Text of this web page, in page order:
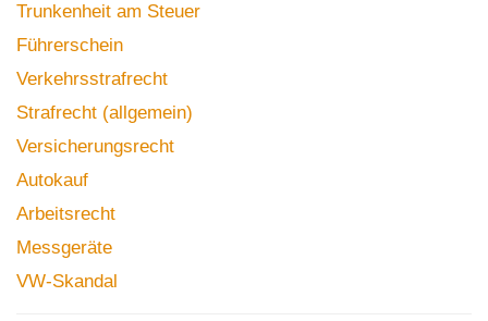
Trunkenheit am Steuer
Führerschein
Verkehrsstrafrecht
Strafrecht (allgemein)
Versicherungsrecht
Autokauf
Arbeitsrecht
Messgeräte
VW-Skandal